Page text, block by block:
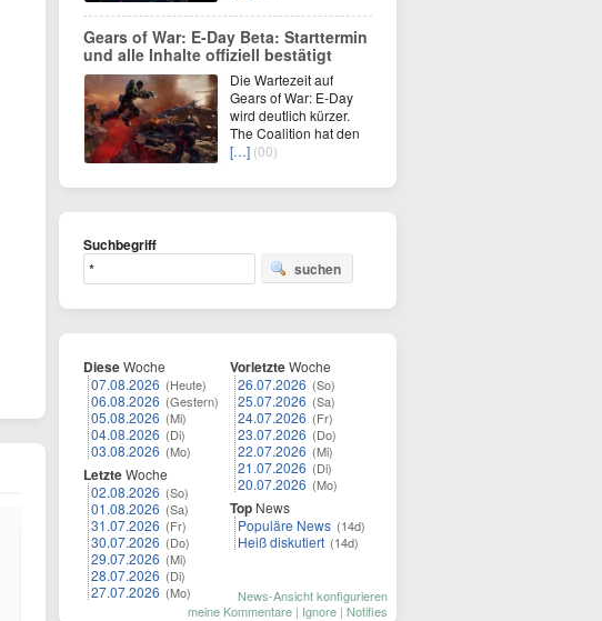
Gears of War: E-Day Beta: Starttermin
und alle Inhalte offiziell bestätigt
Die Wartezeit auf
Gears of War: E-Day
wird deutlich kürzer.
The Coalition hat den
[…] (00)
Suchbegriff
suchen
DieseWoche
07.08.2026 (Heute)
06.08.2026 (Gestern)
05.08.2026 (Mi)
04.08.2026 (Di)
03.08.2026 (Mo)
LetzteWoche
02.08.2026 (So)
01.08.2026 (Sa)
31.07.2026 (Fr)
30.07.2026 (Do)
29.07.2026 (Mi)
28.07.2026 (Di)
27.07.2026 (Mo)
VorletzteWoche
26.07.2026 (So)
25.07.2026 (Sa)
24.07.2026 (Fr)
23.07.2026 (Do)
22.07.2026 (Mi)
21.07.2026 (Di)
20.07.2026 (Mo)
Top News
Populäre News (14d)
Heiß diskutiert (14d)
News-Ansicht konfigurieren
meine Kommentare | Ignore | Notifies